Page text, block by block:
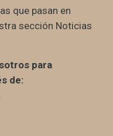
que pasan en
sección Noticias
para
de: